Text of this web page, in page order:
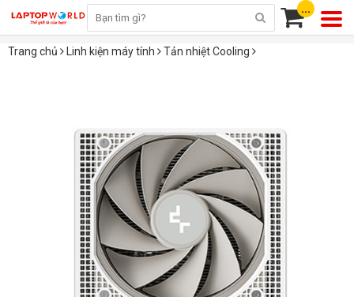
...
Trang chủ Linh kiện máy tính Tản nhiệt Cooling